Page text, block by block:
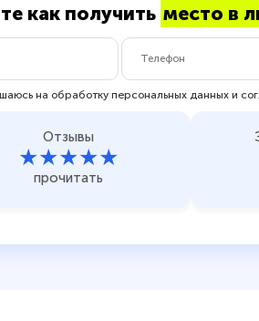
как получить место в
на обработку персональных данных и
Отзывы
★★★★★
прочитать